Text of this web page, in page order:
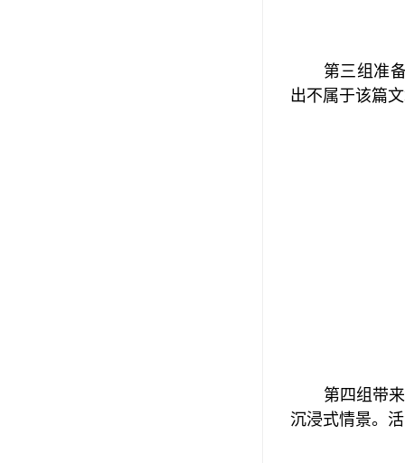
第三组准
出不属于该篇
第四组带
沉浸式情景。